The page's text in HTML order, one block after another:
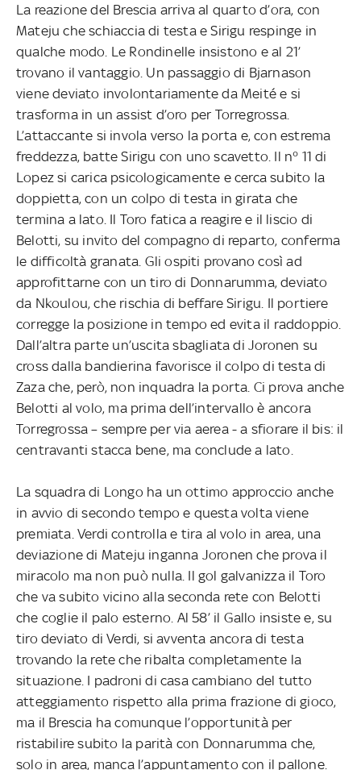
La reazione del Brescia arriva al quarto d’ora, con
Mateju che schiaccia di testa e Sirigu respinge in
qualche modo. Le Rondinelle insistono e al 21’
trovano il vantaggio. Un passaggio di Bjarnason
viene deviato involontariamente da Meité e si
trasforma in un assist d’oro per Torregrossa.
L’attaccante si invola verso la porta e, con estrema
freddezza, batte Sirigu con uno scavetto. Il n° 11 di
Lopez si carica psicologicamente e cerca subito la
doppietta, con un colpo di testa in girata che
termina a lato. Il Toro fatica a reagire e il liscio di
Belotti, su invito del compagno di reparto, conferma
le difficoltà granata. Gli ospiti provano così ad
approfittarne con un tiro di Donnarumma, deviato
da Nkoulou, che rischia di beffare Sirigu. Il portiere
corregge la posizione in tempo ed evita il raddoppio.
Dall’altra parte un’uscita sbagliata di Joronen su
cross dalla bandierina favorisce il colpo di testa di
Zaza che, però, non inquadra la porta. Ci prova anche
Belotti al volo, ma prima dell’intervallo è ancora
Torregrossa – sempre per via aerea - a sfiorare il bis: il
centravanti stacca bene, ma conclude a lato.
La squadra di Longo ha un ottimo approccio anche
in avvio di secondo tempo e questa volta viene
premiata. Verdi controlla e tira al volo in area, una
deviazione di Mateju inganna Joronen che prova il
miracolo ma non può nulla. Il gol galvanizza il Toro
che va subito vicino alla seconda rete con Belotti
che coglie il palo esterno. Al 58’ il Gallo insiste e, su
tiro deviato di Verdi, si avventa ancora di testa
trovando la rete che ribalta completamente la
situazione. I padroni di casa cambiano del tutto
atteggiamento rispetto alla prima frazione di gioco,
ma il Brescia ha comunque l’opportunità per
ristabilire subito la parità con Donnarumma che,
solo in area, manca l’appuntamento con il pallone.